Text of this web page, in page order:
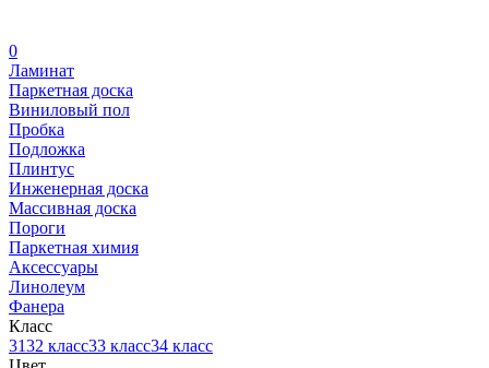
0
Ламинат
Паркетная доска
Виниловый пол
Пробка
Подложка
Плинтус
Инженерная доска
Массивная доска
Пороги
Паркетная химия
Аксессуары
Линолеум
Фанера
Класс
3132 класс33 класс34 класс